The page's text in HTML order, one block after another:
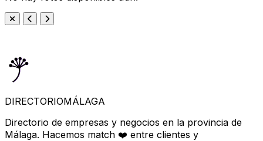
DIRECTORIOMÁLAGA
Directorio de empresas y negocios en la provincia de
Málaga. Hacemos match ❤️ entre clientes y